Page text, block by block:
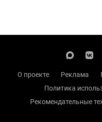
О проекте Реклама
Политика
Рекомендательные